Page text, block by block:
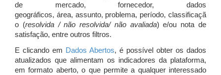
de mercado, fornecedor, dados
geográficos, área, assunto, problema, período, classificaçã
o (resolvida / não resolvida/ não avaliada) e/ou nota de
satisfação, entre outros filtros.
E clicando em Dados Abertos, é possível obter os dados
atualizados que alimentam os indicadores da plataforma,
em formato aberto, o que permite a qualquer interessado